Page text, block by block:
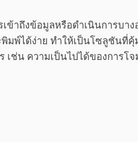
าถึงข้อมูลหรือดำเนินการบาง
มพ์ได้ง่าย ทำให้เป็นโซลูชันที่
เช่น ความเป็นไปได้ของการ